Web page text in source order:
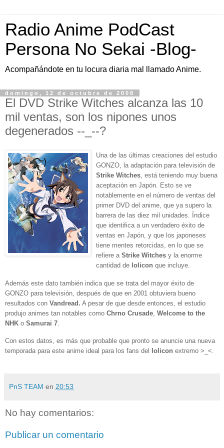
Radio Anime PodCast
Persona No Sekai -Blog-
Acompañándote en tu locura diaria mal llamado Anime.
domingo, 12 de octubre de 2008
El DVD Strike Witches alcanza las 10
mil ventas, son los nipones unos
degenerados --_--?
Una de las últimas creaciones del estudio
GONZO, la adaptación para televisión de
Strike Witches , está teniendo muy buena
aceptación en Japón. Esto se ve
notablemente en el número de ventas del
primer DVD del anime, que ya supero la
barrera de las diez mil unidades. Índice
que identifica a un verdadero éxito de
ventas en Japón, y que los japoneses
tiene mentes retorcidas, en lo que se
refiere a Strike Witches y la enorme
cantidad de lolicon que incluye.
Además este dato también indica que se trata del mayor éxito de
GONZO para televisión, después de que en 2001 obtuviera bueno
resultados con Vandread. A pesar de que desde entonces, el estudio
produjo animes tan notables como Chrno Crusade Welcome to the
NHK o Samurai 7
Con estos datos, es más que probable que pronto se anuncie una nueva
temporada para este anime ideal para los fans del
lolicon extremo >_<.
PnS TEAM en 20:53
No hay comentarios:
Publicar un comentario